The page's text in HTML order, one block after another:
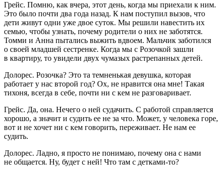
Грейс. Помню, как вчера, этот день, когда мы приехали к ним.
Это было почти два года назад. К нам поступил вызов, что
дети живут одни уже двое суток. Мы решили навестить их
семью, чтобы узнать, почему родители о них не заботятся.
Томми и Анна пытались выжить вдвоем. Мальчик заботился
о своей младшей сестренке. Когда мы с Розочкой зашли
в квартиру, то увидели двух чумазых растрепанных детей.
Долорес. Розочка? Это та темненькая девушка, которая
работает у нас второй год? Ох, не нравится она мне! Такая
тихоня, всегда в себе, почти ни с кем не разговаривает.
Грейс. Да, она. Нечего о ней судачить. С работой справляется
хорошо, а значит и судить ее не за что. Может, у человека горе,
вот и не хочет ни с кем говорить, переживает. Не нам ее
судить.
Долорес. Ладно, я просто не понимаю, почему она с нами
не общается. Ну, будет с ней! Что там с детками-то?